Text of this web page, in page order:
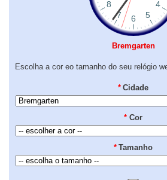
Bremgarten
Escolha a cor eo tamanho do seu relógio
* Cidade
* Cor
* Tamanho